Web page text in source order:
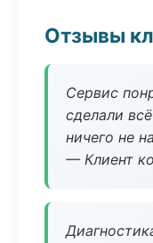
Отзывы
Сервис
сделали
ничего не
— Клиент